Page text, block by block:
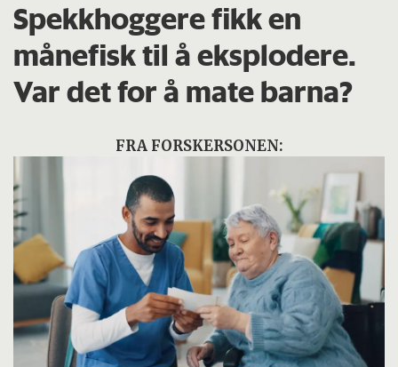
Spekkhoggere fikk en
månefisk til å eksplodere.
Var det for å mate barna?
FRA FORSKERSONEN: